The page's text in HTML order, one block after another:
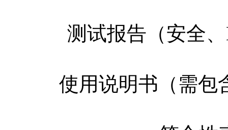
测试报告（安全
使用说明书（需包